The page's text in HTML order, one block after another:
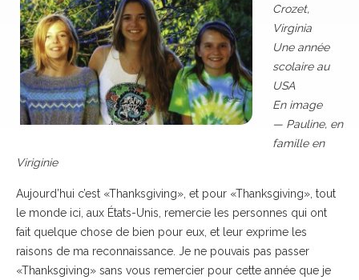
Crozet,
Virginia
Une année
scolaire au
USA
En image
— Pauline, en
famille en
Viriginie
Aujourd’hui c’est «Thanksgiving», et pour «Thanksgiving», tout
le monde ici, aux États-Unis, remercie les personnes qui ont
fait quelque chose de bien pour eux, et leur exprime les
raisons de ma reconnaissance. Je ne pouvais pas passer
«Thanksgiving» sans vous remercier pour cette année que je